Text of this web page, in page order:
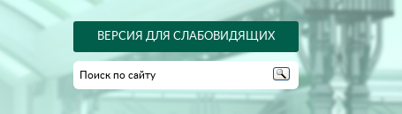
ВЕРСИЯ ДЛЯ СЛАБОВИДЯЩИХ